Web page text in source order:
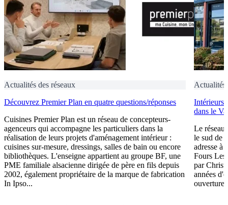
Actualités des réseaux
Découvrez Premier Plan en quatre questions/réponses
Cuisines Premier Plan est un réseau de concepteurs-
agenceurs qui accompagne les particuliers dans la
réalisation de leurs projets d'aménagement intérieur :
cuisines sur-mesure, dressings, salles de bain ou encore
bibliothèques. L'enseigne appartient au groupe BF, une
PME familiale alsacienne dirigée de père en fils depuis
2002, également propriétaire de la marque de fabrication
In Ipso...
Actualités
Intérieurs
dans le
Le réseau
le sud de
adresse à
Fours Les
par
années
ouverture